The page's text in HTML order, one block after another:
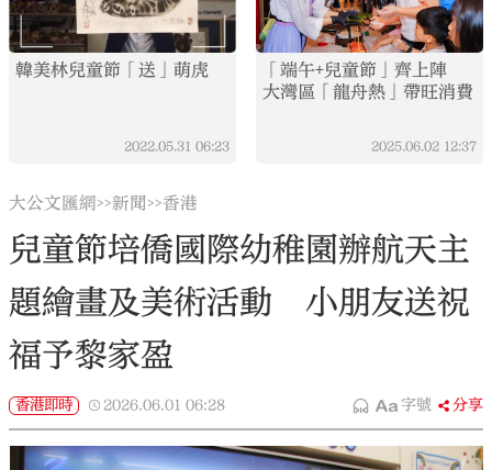
韓美林兒童節「送」萌虎
2022.05.31 06:23
「端午+兒童節」齊上陣
大灣區「龍舟熱」帶旺消費
2025.06.02 12:37
大公文匯網>>新聞>>香港
兒童節培僑國際幼稚園辦航天主
題繪畫及美術活動 小朋友送祝
福予黎家盈
香港即時 2026.06.01 06:28 字號 分享